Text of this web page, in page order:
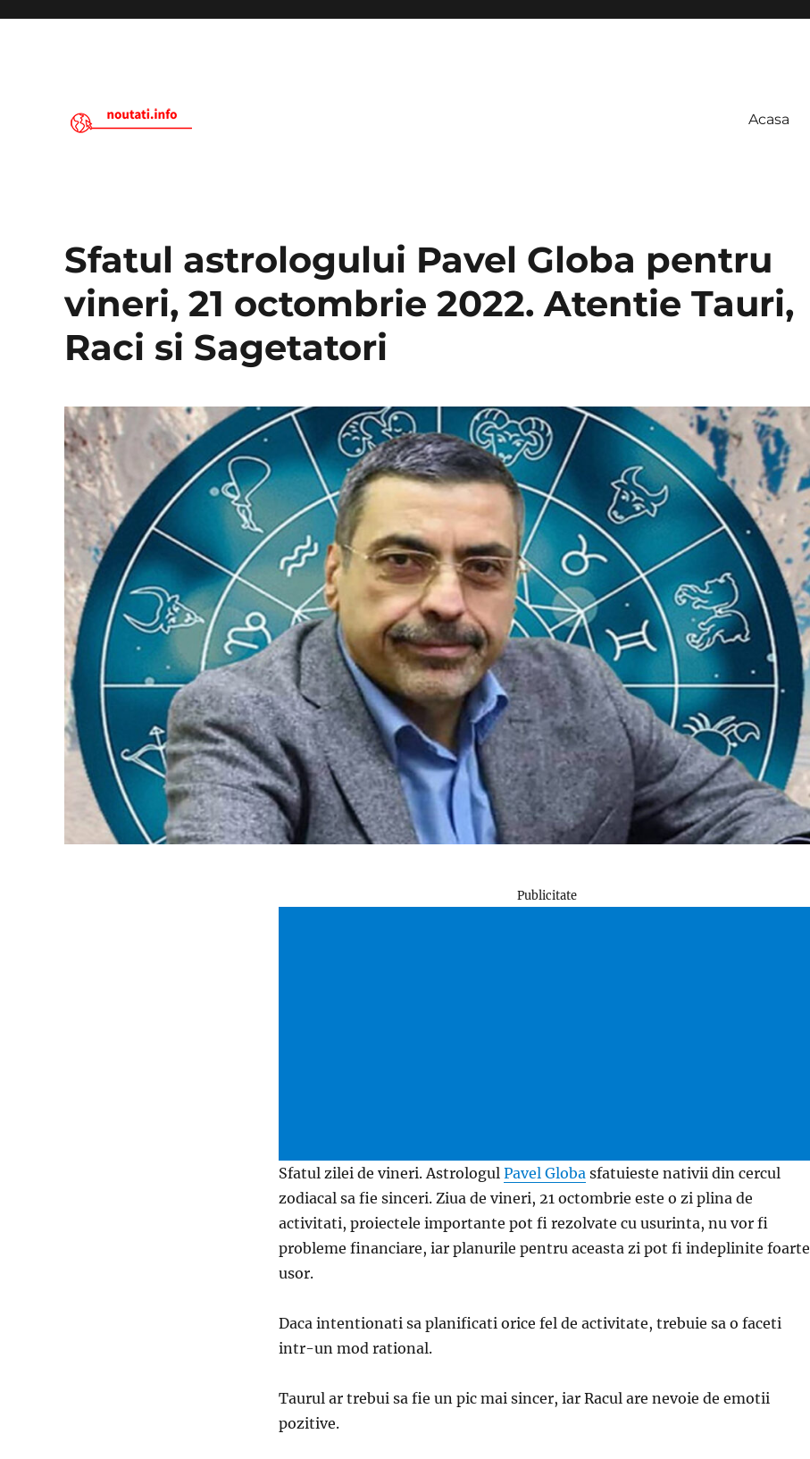
Acasa
Sfatul astrologului Pavel Globa pentru
vineri, 21 octombrie 2022. Atentie Tauri,
Raci si Sagetatori
Publicitate
Sfatul zilei de vineri. Astrologul Pavel Globa sfatuieste nativii din cercul
zodiacal sa fie sinceri. Ziua de vineri, 21 octombrie este o zi plina de
activitati, proiectele importante pot fi rezolvate cu usurinta, nu vor fi
probleme financiare, iar planurile pentru aceasta zi pot fi indeplinite foarte
usor.
Daca intentionati sa planificati orice fel de activitate, trebuie sa o faceti
intr-un mod rational.
Taurul ar trebui sa fie un pic mai sincer, iar Racul are nevoie de emotii
pozitive.